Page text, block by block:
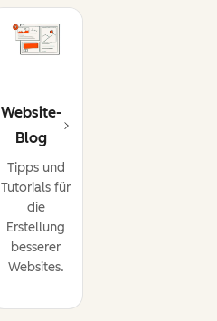
Website-
Blog
Tipps und
Tutorials für
die
Erstellung
besserer
Websites.